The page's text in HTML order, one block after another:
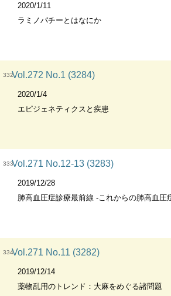
2020/1/11
ラミノパチーとはなにか
332Vol.272 No.1 (3284)
2020/1/4
エピジェネティクスと疾患
333Vol.271 No.12-13 (3283)
2019/12/28
肺高血圧症診療最前線 -これからの肺高血圧
334Vol.271 No.11 (3282)
2019/12/14
薬物乱用のトレンド：大麻をめぐる諸問題